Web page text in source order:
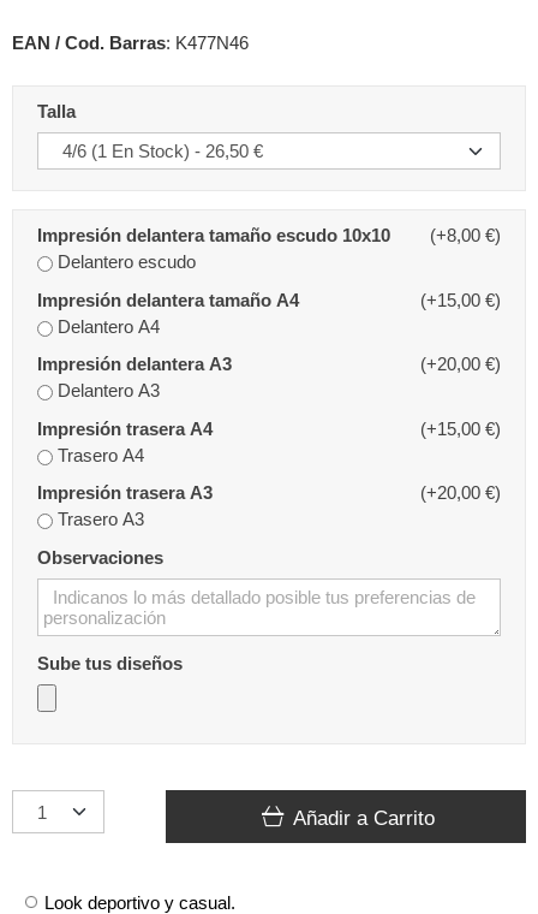
EAN / Cod. Barras: K477N46
Talla
Impresión delantera tamaño escudo 10x10
(+8,00 €)
Delantero escudo
Impresión delantera tamaño A4
(+15,00 €)
Delantero A4
Impresión delantera A3
(+20,00 €)
Delantero A3
Impresión trasera A4
(+15,00 €)
Trasero A4
Impresión trasera A3
(+20,00 €)
Trasero A3
Observaciones
Sube tus diseños
Añadir a Carrito
Look deportivo y casual.